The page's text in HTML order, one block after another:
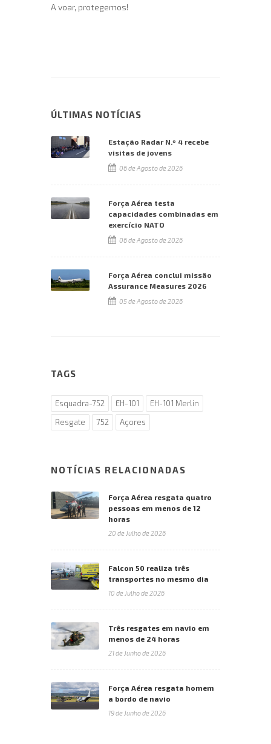
A voar, protegemos!
ÚLTIMAS NOTÍCIAS
Estação Radar N.º 4 recebe
visitas de jovens
06 de Agosto de 2026
Força Aérea testa
capacidades combinadas em
exercício NATO
06 de Agosto de 2026
Força Aérea conclui missão
Assurance Measures 2026
05 de Agosto de 2026
TAGS
Esquadra-752 EH-101
EH-101 Merlin
Resgate
752 Açores
NOTÍCIAS RELACIONADAS
Força Aérea resgata quatro
pessoas em menos de 12
horas
20 de Julho de 2026
Falcon 50 realiza três
transportes no mesmo dia
10 de Julho de 2026
Três resgates em navio em
menos de 24 horas
21 de Junho de 2026
Força Aérea resgata homem
a bordo de navio
19 de Junho de 2026